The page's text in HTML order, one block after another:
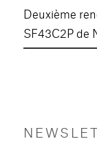
Deuxième
SF43C2P de